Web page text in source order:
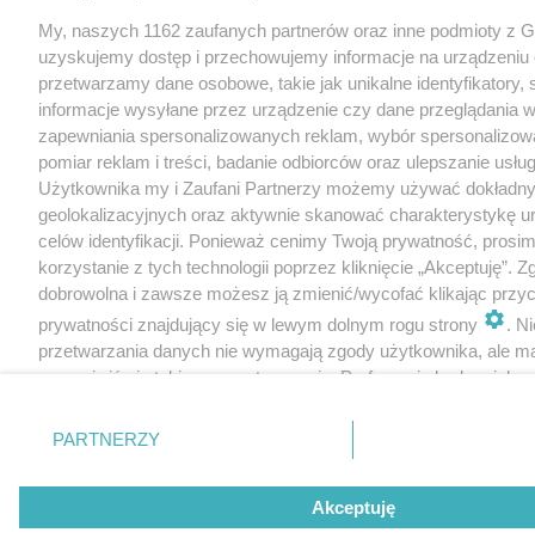
My, naszych 1162 zaufanych partnerów oraz inne podmioty z
uzyskujemy dostęp i przechowujemy informacje na urządzeniu
przetwarzamy dane osobowe, takie jak unikalne identyfikatory,
informacje wysyłane przez urządzenie czy dane przeglądania
zapewniania spersonalizowanych reklam, wybór
pomiar reklam i treści, badanie odbiorców oraz ulepszanie
Użytkownika my i Zaufani Partnerzy możemy używać
geolokalizacyjnych oraz aktywnie skanować charakterystykę
celów identyfikacji. Ponieważ cenimy Twoją prywatność,
korzystanie z tych technologii poprzez kliknięcie „Akceptuję”.
dobrowolna i zawsze możesz ją zmienić/wycofać klikając
prywatności znajdujący się w lewym dolnym rogu strony
.
przetwarzania danych nie wymagają zgody użytkownika, ale
sprzeciwić się takiemu przetwarzaniu. Preferencje będą miały
Zapoznaj się z poniższymi informacjami, abyś mógł
dotyczące przetwarzania Twoich danych znajdziesz w
Cookiesoraz po kliknięciu w „Ustawienia”.
PARTNERZY
Akceptuję